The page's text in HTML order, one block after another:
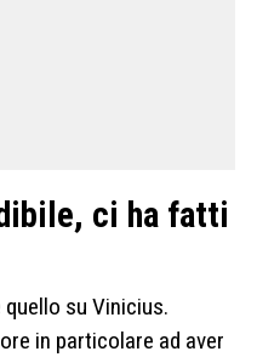
ci ha fatti
su Vinicius.
in particolare ad aver